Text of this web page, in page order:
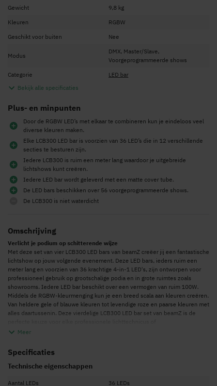
Omschrijving
Verlicht je podium op schitterende wijze
Met deze set van vier LCB300 LED bars van beamZ creëer jij een fantastische
lichtshow op jouw volgende evenement. Deze LED bars, ieders ruim een
meter lang en voorzien van 36 krachtige 4-in-1 LED's, zijn ontworpen voor
professioneel gebruik op grootschalige podia en in grote ruimtes zoals
showrooms. Iedere LED bar beschikt over een vermogen van ruim 100W.
Middels de RGBW-kleurmenging kun je een breed scala aan kleuren creëren.
Van heldere gele of blauwe kleuren tot levendige roze en paarse kleuren met
alles daartussenin. Deze vierdelige LCB300 LED bar set van beamZ is de
evenementenorganisator die op zoek is naar een spectaculaire, krachtige en
festivals, bruiloften en andere grootschalige evenementen.
De vier LCB300 LED bars samen bieden ongekende mogelijkheden om
Meer
Specificaties
Technische eigenschappen
Aantal LEDs
36 LEDs
Gewicht
9,8 kg
Kleuren
RGBW
Geschikt voor buiten
Nee
Modus
DMX, Master/Slave,
Voorgeprogrammeerde shows
Categorie
LED bar
Bekijk alle specificaties
Plus- en minpunten
Door de RGBW LED’s met elkaar te combineren kun je eindeloos veel
diverse kleuren maken.
Elke LCB300 LED bar is voorzien van 36 LED’s die in 12 verschillende
secties te besturen zijn.
Iedere LCB300 is ruim een meter lang waardoor je uitgebreide
lichtshows kunt creëren.
Iedere LED bar wordt geleverd met een matte cover tube.
De LED bars beschikken over 56 voorgeprogrammeerde shows.
De LCB300 is niet waterdicht